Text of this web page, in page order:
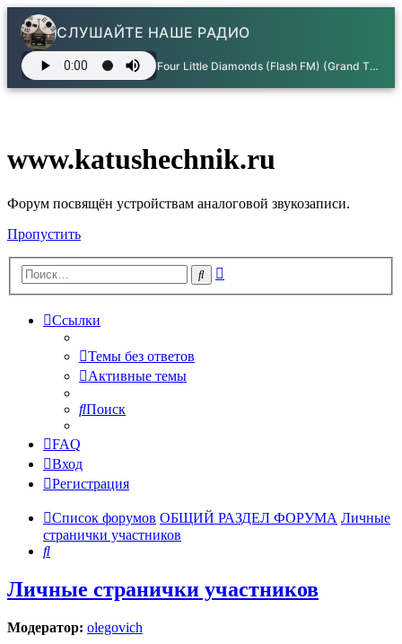
СЛУШАЙТЕ НАШЕ РАДИО
Four Little Diamonds (Flash FM) (Grand Theft Auto_ Vice City OST) - Electric Light Orchestra
www.katushechnik.ru
Форум посвящён устройствам аналоговой звукозаписи.
Пропустить
Поиск
Ссылки
Темы без ответов
Активные темы
Поиск
FAQ
Вход
Регистрация
Список форумов ОБЩИЙ РАЗДЕЛ ФОРУМА Личные
странички участников
Поиск
Личные странички участников
Модератор: olegovich